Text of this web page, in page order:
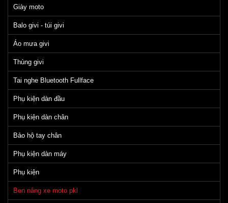
Giày moto
Balo givi - túi givi
Áo mưa givi
Thùng givi
Tai nghe Bluetooth Fullface
Phụ kiện dàn đầu
Phụ kiện dàn chân
Bảo hộ tay chân
Phụ kiện dàn máy
Phụ kiện
Ben nâng xe moto pkl